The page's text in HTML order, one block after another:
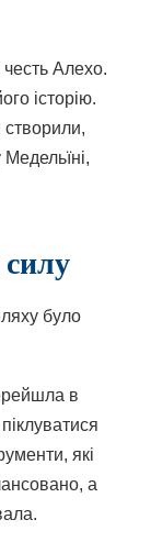
Алехо.
історію.
створили,
було
в
які
а